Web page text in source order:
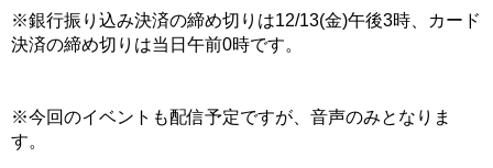
※銀行振り込み決済の締め切りは12/13(金)午後3時、カード
決済の締め切りは当日午前0時です。
※今回のイベントも配信予定ですが、音声のみとなりま
す。